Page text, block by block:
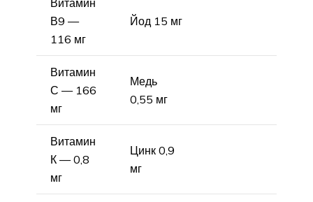
В9 —
116 мг
Йод 15 мг
Витамин
С — 166
мг
Медь
0,55 мг
Витамин
К — 0,8
мг
Цинк 0,9
мг